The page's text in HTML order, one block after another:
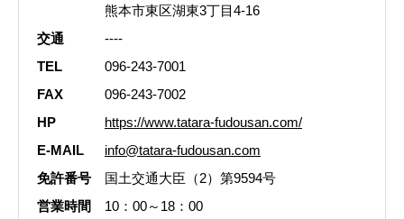
熊本市東区湖東3丁目4-16
交通
----
TEL
096-243-7001
FAX
096-243-7002
HP
https://www.tatara-fudousan.com/
E-MAIL
info@tatara-fudousan.com
免許番号
国土交通大臣（2）第9594号
営業時間
10：00～18：00